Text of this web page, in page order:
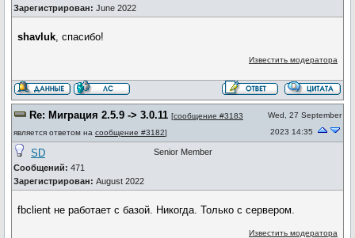
Зарегистрирован: June 2022
shavluk, спасибо!
Известить модератора
Re: Миграция 2.5.9 -> 3.0.11 [сообщение #3183
является ответом на сообщение #3182]
Wed, 27 September
2023 14:35
SD
Сообщений: 471
Зарегистрирован: August 2022
Senior Member
fbclient не работает с базой. Никогда. Только с сервером.
Известить модератора